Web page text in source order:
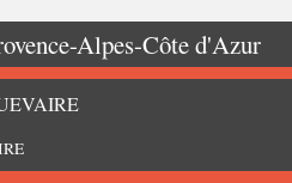
Alpes-Côte d'Azur